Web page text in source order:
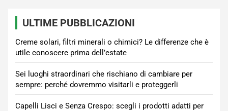
ULTIME PUBBLICAZIONI
Creme solari, filtri minerali o chimici? Le differenze che è
utile conoscere prima dell’estate
Sei luoghi straordinari che rischiano di cambiare per
sempre: perché dovremmo visitarli e proteggerli
Capelli Lisci e Senza Crespo: scegli i prodotti adatti per